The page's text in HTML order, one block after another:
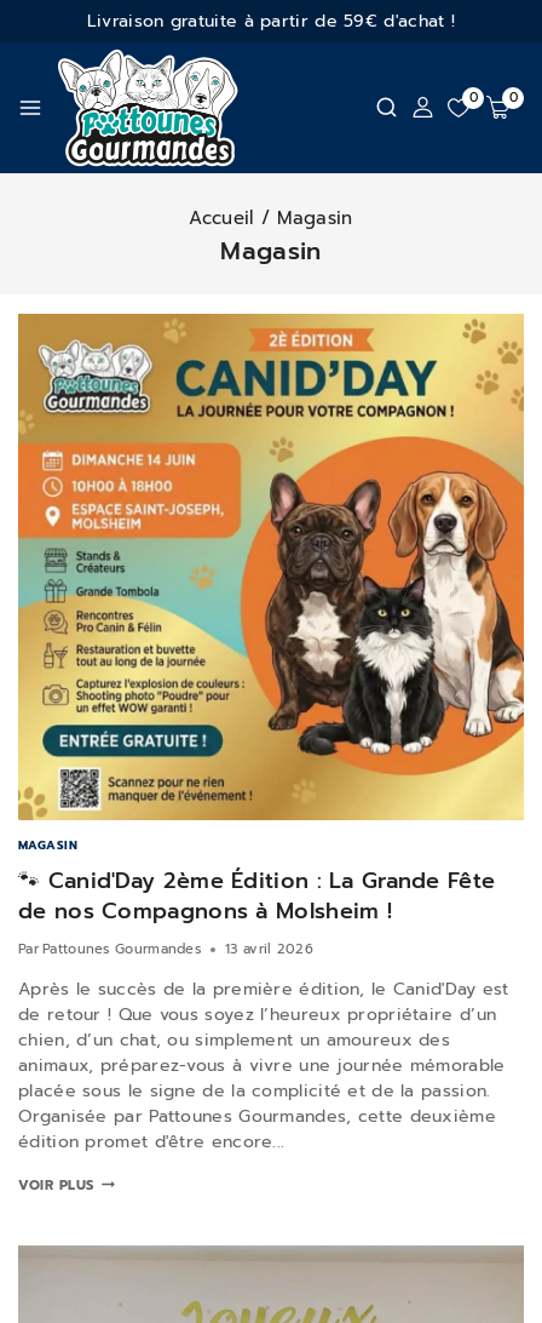
Livraison gratuite à partir de 59€ d'achat !
0 0
Accueil / Magasin
Magasin
MAGASIN
🐾 Canid'Day 2ème Édition : La Grande Fête
de nos Compagnons à Molsheim !
ParPattounes Gourmandes 13 avril 2026
Après le succès de la première édition, le Canid'Day est
de retour ! Que vous soyez l’heureux propriétaire d’un
chien, d’un chat, ou simplement un amoureux des
animaux, préparez-vous à vivre une journée mémorable
placée sous le signe de la complicité et de la passion.
Organisée par Pattounes Gourmandes, cette deuxième
édition promet d'être encore...
VOIR PLUS